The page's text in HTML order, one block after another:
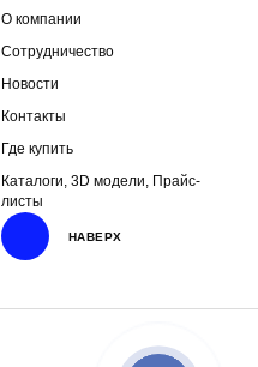
О компании
Сотрудничество
Новости
Контакты
Где купить
Каталоги, 3D модели, Прайс-
листы
НАВЕРХ